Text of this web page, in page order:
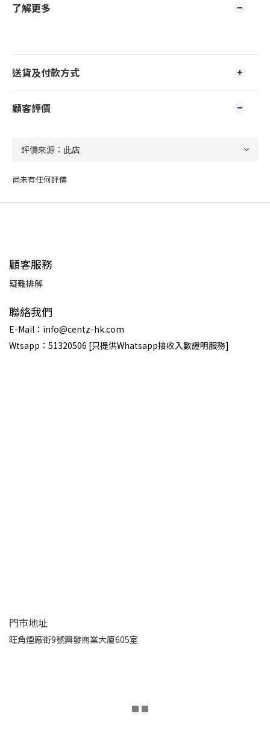
了解更多
送貨及付款方式
顧客評價
尚未有任何評價
顧客服務
疑難排解
聯絡我們
E-Mail：info@centz-hk.com
Wtsapp：51320506 [只提供Whatsapp接收入數證明服務]
門市地址
旺角煙廠街9號興發商業大廈605室